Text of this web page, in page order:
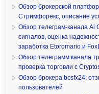
Обзор брокерской
Стримфорекс, описание
Обзор телеграм-канала Ai
сигналов, оценка
заработка Etoromario и
Обзор телеграмм канала
проверка торговли с
Обзор брокера bcsfx24:
пользователей